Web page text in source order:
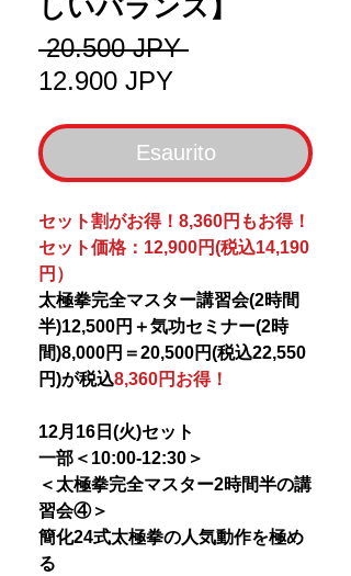
しいバランス】
20.500 JPY Prezzo
12.900 JPYPrezzo
Esaurito
セット割がお得！8,360円もお得！
セット価格：12,900円(税込14,190
円）
太極拳完全マスター講習会(2時間
半)12,500円＋気功セミナー(2時
間)8,000円＝20,500円(税込22,550
円)が税込8,360円お得！
12月16日(火)セット
一部＜10:00-12:30＞
＜太極拳完全マスター2時間半の講
習会④＞
簡化24式太極拳の人気動作を極め
る